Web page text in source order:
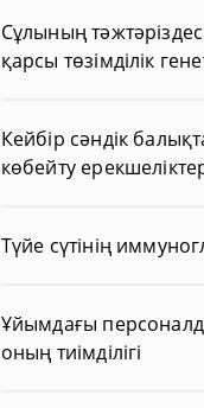
Сұлының
қарсы төзімділік
Кейбір сәндік
көбейту
Түйе сүтінің
Ұйымдағы
оның тиімділігі